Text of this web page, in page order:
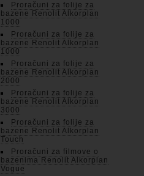
Proračuni za folije za
bazene Renolit Alkorplan
1000
Proračuni za folije za
bazene Renolit Alkorplan
1000
Proračuni za folije za
bazene Renolit Alkorplan
2000
Proračuni za folije za
bazene Renolit Alkorplan
3000
Proračuni za folije za
bazene Renolit Alkorplan
Touch
Proračuni za filmove o
bazenima Renolit Alkorplan
Vogue